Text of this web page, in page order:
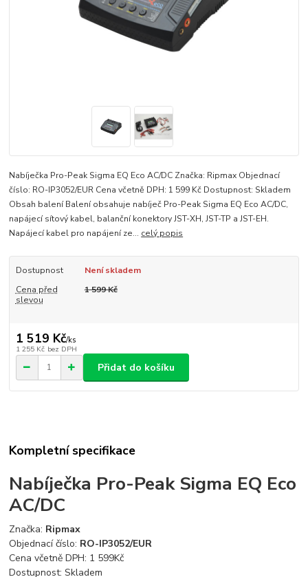
Nabíječka Pro-Peak Sigma EQ Eco AC/DC Značka: Ripmax Objednací
číslo: RO-IP3052/EUR Cena včetně DPH: 1 599 Kč Dostupnost: Skladem
Obsah balení Balení obsahuje nabíječ Pro-Peak Sigma EQ Eco AC/DC,
napájecí sítový kabel, balanční konektory JST-XH, JST-TP a JST-EH.
Napájecí kabel pro napájení ze... celý popis
Dostupnost
Není skladem
Cena před
slevou
1 599 Kč
1 519 Kč/ks
1 255 Kč bez DPH
Přidat do košíku
Kompletní specifikace
Nabíječka Pro-Peak Sigma EQ Eco
AC/DC
Značka: Ripmax
Objednací číslo: RO-IP3052/EUR
Cena včetně DPH: 1 599Kč
Dostupnost:Skladem